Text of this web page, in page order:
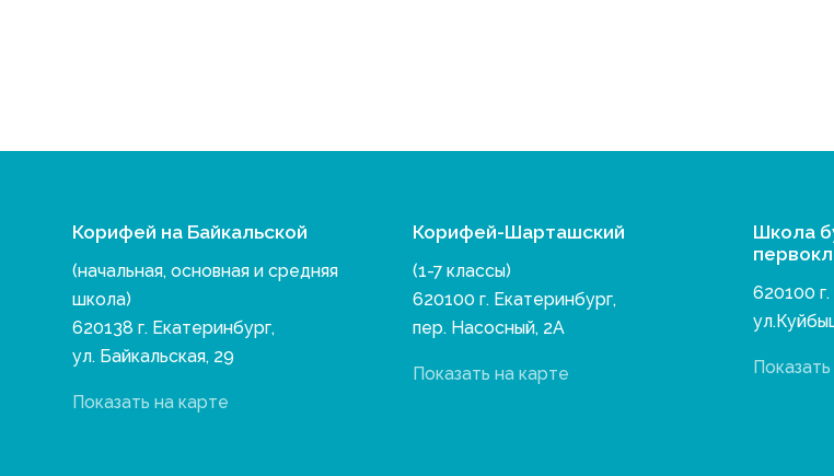
Корифей на Байкальской
(начальная, основная и средняя
школа)
620138 г. Екатеринбург,
ул. Байкальская, 29
Показать на карте
Корифей-Шарташский
(1-7 классы)
620100 г. Екатеринбург,
пер. Насосный, 2А
Показать на карте
Школа
620100